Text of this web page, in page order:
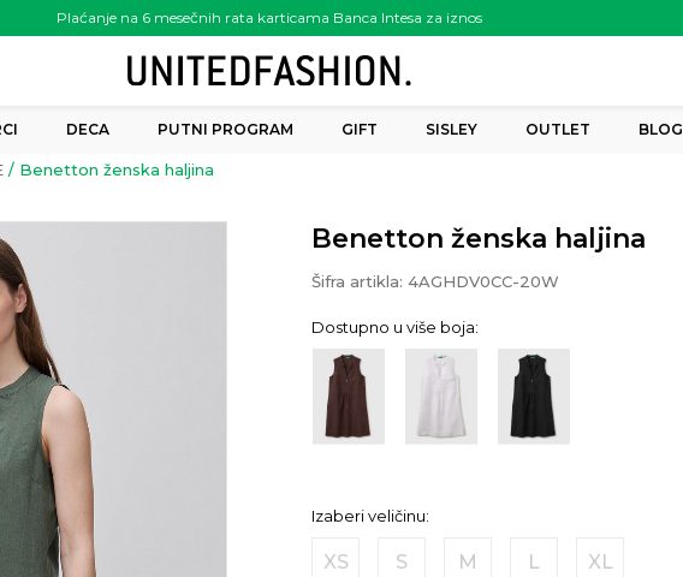
Plaćanje na 6 mesečnih rata karticama Banca Intesa za iznos
preko 6.000.00 rsd
DECA PUTNI PROGRAM GIFT SISLEY OUTLET BLOG
Benetton ženska haljina
Benetton ženska haljina
Šifra artikla: 4AGHDV0CC-20W
Dostupno u više boja:
Izaberi veličinu:
XS S M L XL